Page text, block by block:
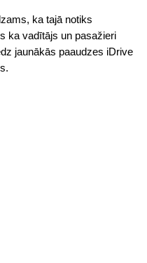
ka tajā notiks
ka vadītājs un pasažieri
jaunākās paaudzes iDrive